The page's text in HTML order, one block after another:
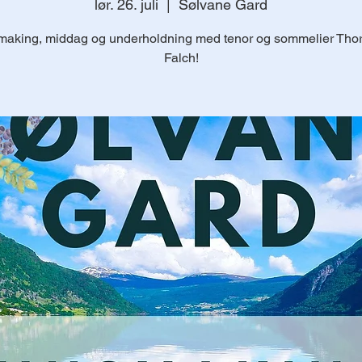
lør. 26. juli Sølvane Gard
middag og underholdning med tenor og sommelier
Falch!